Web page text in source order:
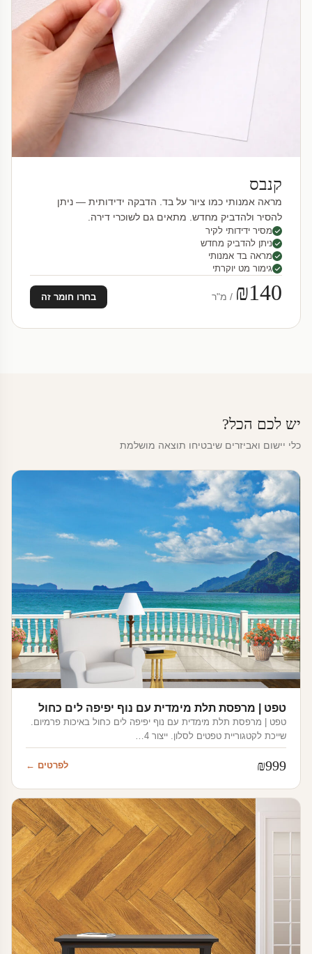
קנבס
מראה אמנותי כמו ציור על בד. הדבקה ידידותית — ניתן
להסיר ולהדביק מחדש. מתאים גם לשוכרי דירה.
מסיר ידידותי לקיר
ניתן להדביק מחדש
מראה בד אמנותי
גימור מט יוקרתי
₪140 / מ"ר בחרו חומר זה
יש לכם הכל?
כלי יישום ואביזרים שיבטיחו תוצאה מושלמת
טפט | מרפסת תלת מימדית עם נוף יפיפה לים כחול
טפט | מרפסת תלת מימדית עם נוף יפיפה לים כחול באיכות פרמיום.
שייכת לקטגוריית טפטים לסלון. ייצור 4…
₪999 לפרטים ←